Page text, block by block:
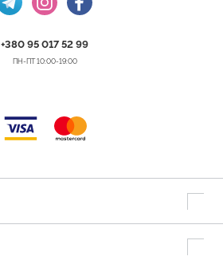
+380 95 017 52 99
ПН-ПТ 10:00-19:00